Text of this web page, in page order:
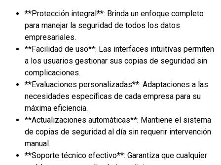
**Protección integral**: Brinda un enfoque completo
para manejar la seguridad de todos los datos
empresariales.
**Facilidad de uso**: Las interfaces intuitivas permiten
a los usuarios gestionar sus copias de seguridad sin
complicaciones.
**Evaluaciones personalizadas**: Adaptaciones a las
necesidades específicas de cada empresa para su
máxima eficiencia.
**Actualizaciones automáticas**: Mantiene el sistema
de copias de seguridad al día sin requerir intervención
manual.
**Soporte técnico efectivo**: Garantiza que cualquier